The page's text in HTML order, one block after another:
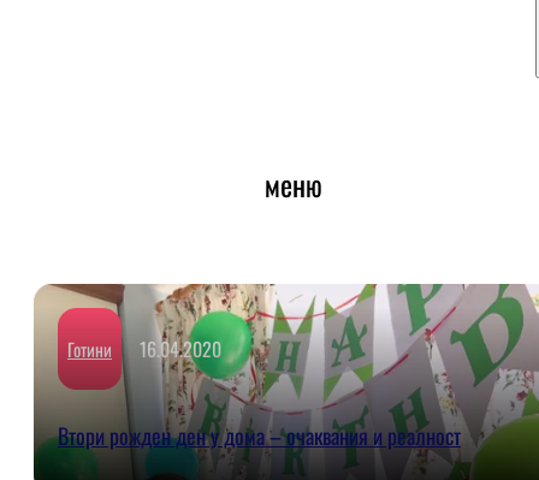
меню
Готини 16.04.2020
Втори рожден ден у дома – очаквания и реалност